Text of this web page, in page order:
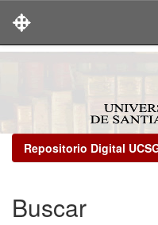
Repositorio Digital
Buscar